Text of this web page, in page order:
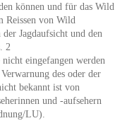
können und für das Wild
Reissen von Wild
Jagdaufsicht und den
2
eingefangen werden
des oder der
bekannt ist von
und -aufsehern
LU).